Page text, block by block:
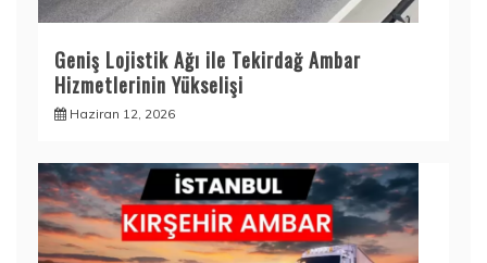
Geniş Lojistik Ağı ile Tekirdağ Ambar
Hizmetlerinin Yükselişi
Haziran 12, 2026